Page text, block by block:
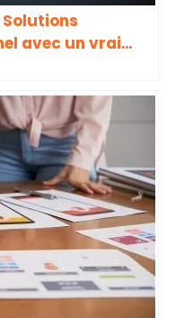
avec un vrai